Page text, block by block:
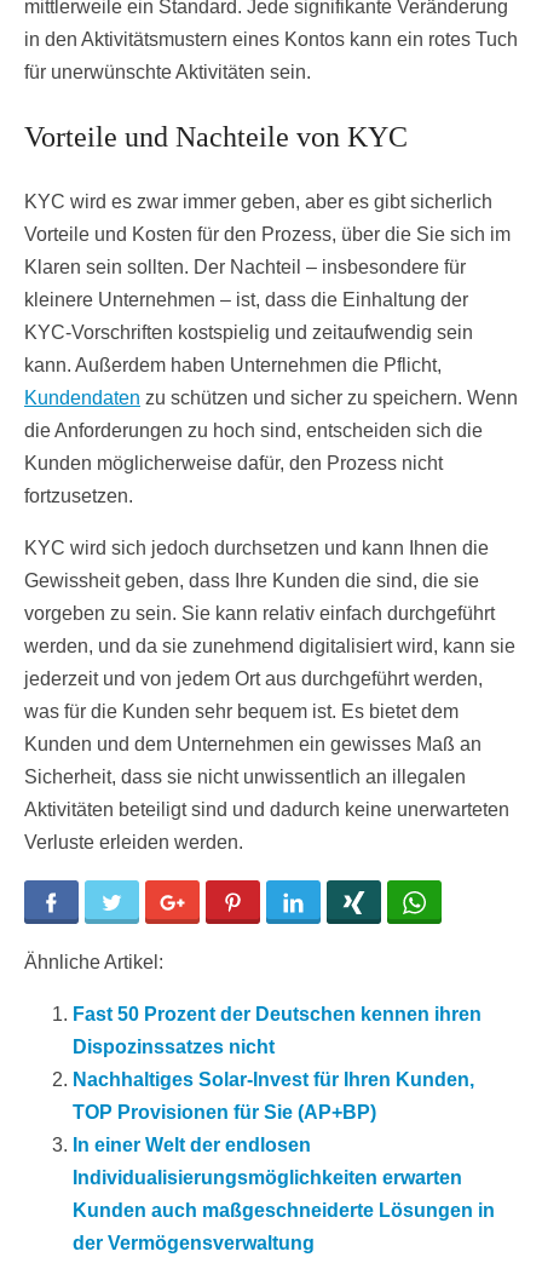
mittlerweile ein Standard. Jede signifikante Veränderung
in den Aktivitätsmustern eines Kontos kann ein rotes Tuch
für unerwünschte Aktivitäten sein.
Vorteile und Nachteile von KYC
KYC wird es zwar immer geben, aber es gibt sicherlich
Vorteile und Kosten für den Prozess, über die Sie sich im
Klaren sein sollten. Der Nachteil – insbesondere für
kleinere Unternehmen – ist, dass die Einhaltung der
KYC-Vorschriften kostspielig und zeitaufwendig sein
kann. Außerdem haben Unternehmen die Pflicht,
Kundendaten zu schützen und sicher zu speichern. Wenn
die Anforderungen zu hoch sind, entscheiden sich die
Kunden möglicherweise dafür, den Prozess nicht
fortzusetzen.
KYC wird sich jedoch durchsetzen und kann Ihnen die
Gewissheit geben, dass Ihre Kunden die sind, die sie
vorgeben zu sein. Sie kann relativ einfach durchgeführt
werden, und da sie zunehmend digitalisiert wird, kann sie
jederzeit und von jedem Ort aus durchgeführt werden,
was für die Kunden sehr bequem ist. Es bietet dem
Kunden und dem Unternehmen ein gewisses Maß an
Sicherheit, dass sie nicht unwissentlich an illegalen
Aktivitäten beteiligt sind und dadurch keine unerwarteten
Verluste erleiden werden.
Facebook Twitter Google+ Pinterest LinkedIn
Ähnliche Artikel:
Fast 50 Prozent der Deutschen kennen ihren
Dispozinssatzes nicht
Nachhaltiges Solar-Invest für Ihren Kunden,
TOP Provisionen für Sie (AP+BP)
In einer Welt der endlosen
Individualisierungsmöglichkeiten erwarten
Kunden auch maßgeschneiderte Lösungen in
der Vermögensverwaltung